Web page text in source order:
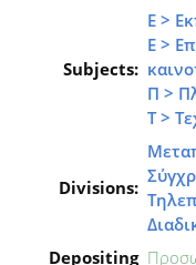
Subjects:
Ε >
Ε >
Π >
Τ >
Divisions:
Depositing